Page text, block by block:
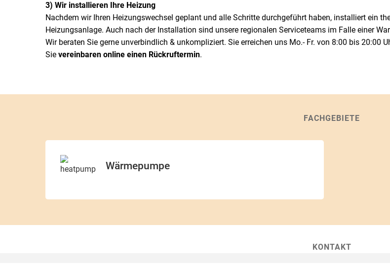
3) Wir installieren Ihre Heizung
Nachdem wir Ihren Heizungswechsel geplant und alle Schritte durchgeführt haben, installiert ein
Heizungsanlage. Auch nach der Installation sind unsere regionalen Serviceteams im Falle einer
Wir beraten Sie gerne unverbindlich & unkompliziert. Sie erreichen uns Mo.- Fr. von 8:00 bis 20:00
Sie vereinbaren online einen Rückruftermin.
FACHGEBIETE
Wärmepumpe
KONTAKT